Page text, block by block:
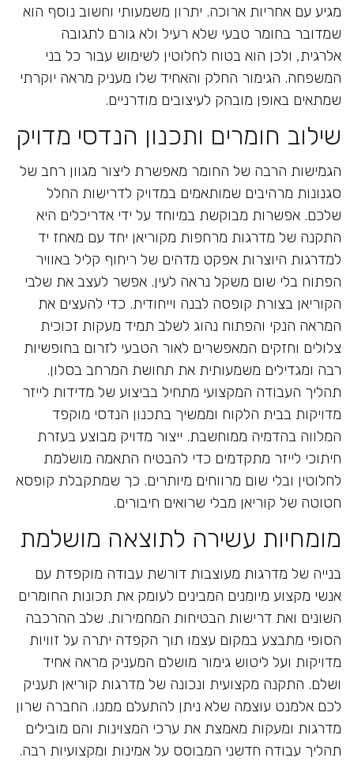
מגיע עם אחריות ארוכה. יתרון משמעותי וחשוב נוסף הוא
שמדובר בחומר טבעי שלא רעיל ולא גורם לתגובה
אלרגית, ולכן הוא בטוח לחלוטין לשימוש עבור כל בני
המשפחה. הגימור החלק והאחיד שלו מעניק מראה יוקרתי
שמתאים באופן מובהק לעיצובים מודרניים.
שילוב חומרים ותכנון הנדסי מדויק
הגמישות הרבה של החומר מאפשרת ליצור מגוון רחב של
סגנונות מרהיבים שמותאמים במדויק לדרישות החלל
שלכם. אפשרות מבוקשת במיוחד על ידי אדריכלים היא
התקנה של מדרגות מרחפות מקוריאן יחד עם מאחז יד
למדרגות היוצרות אפקט מדהים של ריחוף קליל באוויר
הפתוח בלי שום משקל נראה לעין. אפשר לעצב את שלבי
הקוריאן בצורת קופסה לבנה וייחודית. כדי להעצים את
המראה הנקי והפתוח נהוג לשלב תמיד מעקות זכוכית
צלולים וחזקים המאפשרים לאור הטבעי לזרום בחופשיות
רבה ומגדילים משמעותית את תחושת המרחב בסלון.
תהליך העבודה המקצועי מתחיל בביצוע של מדידות לייזר
מדויקות בבית הלקוח וממשיך בתכנון הנדסי מוקפד
המלווה בהדמיה ממוחשבת. ייצור מדויק מבוצע בעזרת
חיתוכי לייזר מתקדמים כדי להבטיח התאמה מושלמת
לחלוטין ובלי שום מרווחים מיותרים. כך שמתקבלת קופסא
חטוטה של קוריאן מבלי שרואים חיבורים.
מומחיות עשירה לתוצאה מושלמת
בנייה של מדרגות מעוצבות דורשת עבודה מוקפדת עם
אנשי מקצוע מיומנים המבינים לעומק את תכונות החומרים
השונים ואת דרישות הבטיחות המחמירות. שלב ההרכבה
הסופי מתבצע במקום עצמו תוך הקפדה יתרה על זוויות
מדויקות ועל ליטוש גימור מושלם המעניק מראה אחיד
ושלם. התקנה מקצועית ונכונה של מדרגות קוריאן תעניק
לכם אלמנט עוצמה שלא ניתן להתעלם ממנו. החברה שרון
מדרגות ומעקות מאמצת את ערכי המצוינות והם מובילים
תהליך עבודה חדשני המבוסס על אמינות ומקצועיות רבה.